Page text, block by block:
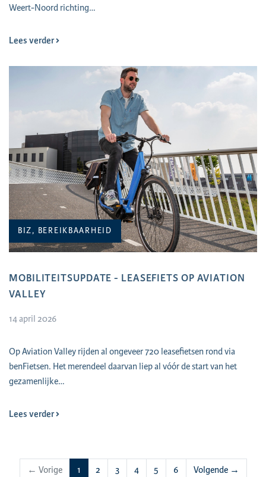
Weert-Noord richting…
Lees verder
BIZ, BEREIKBAARHEID
MOBILITEITSUPDATE - LEASEFIETS OP AVIATION
VALLEY
14 april 2026
Op Aviation Valley rijden al ongeveer 720 leasefietsen rond via
benFietsen. Het merendeel daarvan liep al vóór de start van het
gezamenlijke…
Lees verder
← Vorige 1 (huidige)
2 3 4 5 6 Volgende →